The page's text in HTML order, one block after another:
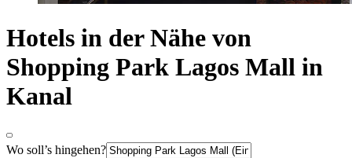
Hotels in der Nähe von
Shopping Park Lagos Mall in
Kanal
Wo soll’s hingehen?